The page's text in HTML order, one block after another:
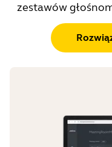
zestawów